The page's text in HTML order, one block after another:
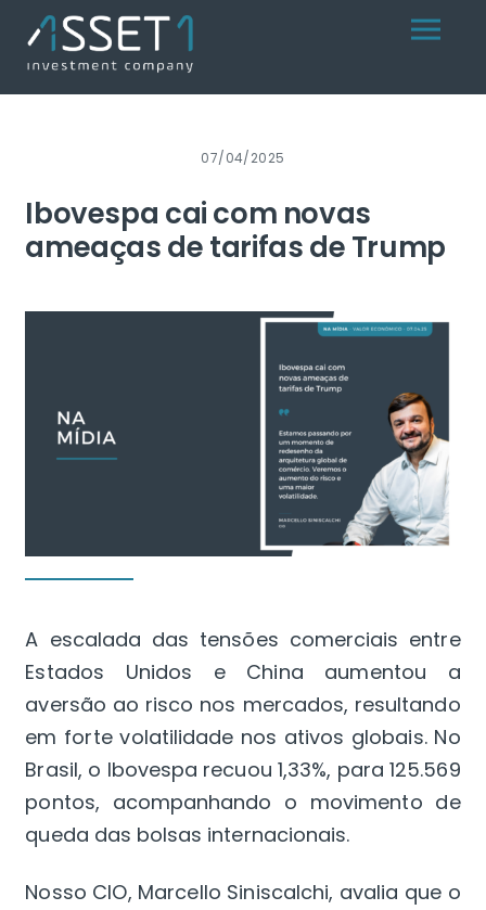
content
Menu
07/04/2025
Ibovespa cai com novas
ameaças de tarifas de Trump
A escalada das tensões comerciais entre
Estados Unidos e China aumentou a
aversão ao risco nos mercados, resultando
em forte volatilidade nos ativos globais. No
Brasil, o Ibovespa recuou 1,33%, para 125.569
pontos, acompanhando o movimento de
queda das bolsas internacionais.
Nosso CIO, Marcello Siniscalchi, avalia que o